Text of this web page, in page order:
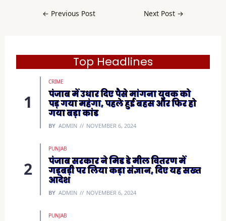
e
s
e
w
← Previous Post Next Post →
Top Headlines
CRIME
पंजाब में उधार दिए पैसे मांगना युवक को
पड़ गया महंगा, पहले हुई बहस और फिर हो
गया बड़ा कांड
BY ADMIN NOVEMBER 6, 2024
PUNJAB
पंजाब सरकार ने मिड डे मील वितरण में
गड़बड़ी पर लिया कड़ा संज्ञान, दिए यह सख्त
आदेश
BY ADMIN NOVEMBER 6, 2024
PUNJAB